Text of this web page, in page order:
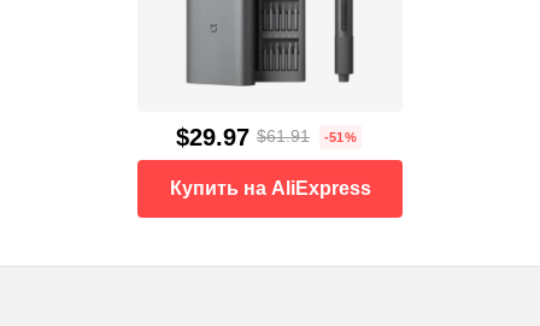
$29.97 $61.91 -51%
Купить на AliExpress